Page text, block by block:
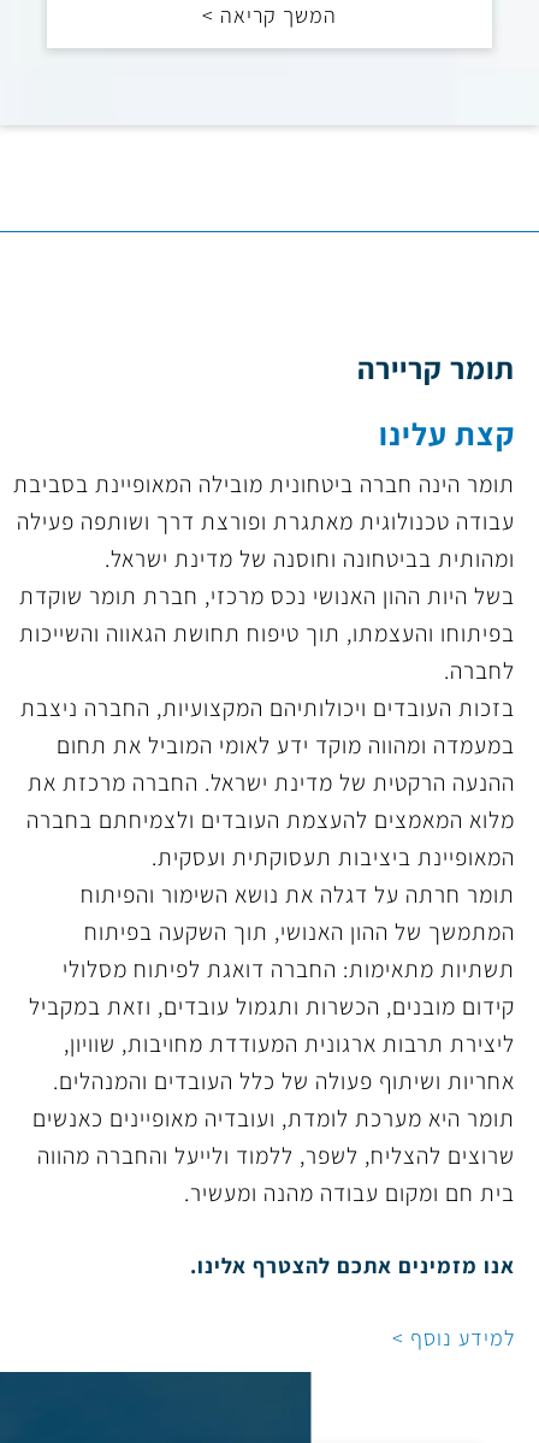
המשך קריאה >
תומר קריירה
קצת עלינו
תומר הינה חברה ביטחונית מובילה המאופיינת בסביבת
עבודה טכנולוגית מאתגרת ופורצת דרך ושותפה פעילה
ומהותית בביטחונה וחוסנה של מדינת ישראל.
בשל היות ההון האנושי נכס מרכזי, חברת תומר שוקדת
בפיתוחו והעצמתו, תוך טיפוח תחושת הגאווה והשייכות
לחברה.
בזכות העובדים ויכולותיהם המקצועיות, החברה ניצבת
במעמדה ומהווה מוקד ידע לאומי המוביל את תחום
ההנעה הרקטית של מדינת ישראל. החברה מרכזת את
מלוא המאמצים להעצמת העובדים ולצמיחתם בחברה
המאופיינת ביציבות תעסוקתית ועסקית.
תומר חרתה על דגלה את נושא השימור והפיתוח
המתמשך של ההון האנושי, תוך השקעה בפיתוח
תשתיות מתאימות: החברה דואגת לפיתוח מסלולי
קידום מובנים, הכשרות ותגמול עובדים, וזאת במקביל
ליצירת תרבות ארגונית המעודדת מחויבות, שוויון,
אחריות ושיתוף פעולה של כלל העובדים והמנהלים.
תומר היא מערכת לומדת, ועובדיה מאופיינים כאנשים
שרוצים להצליח, לשפר, ללמוד ולייעל והחברה מהווה
בית חם ומקום עבודה מהנה ומעשיר.
אנו מזמינים אתכם להצטרף אלינו.
למידע נוסף >